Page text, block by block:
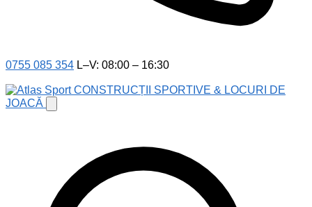
0755 085 354 L–V: 08:00 – 16:30
CONSTRUCȚII SPORTIVE & LOCURI DE
JOACĂ